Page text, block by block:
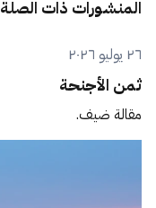
المنشورات ذات الصلة
٢٦ يوليو ٢٠٢٦
ثمن الأجنحة
مقالة ضيف.